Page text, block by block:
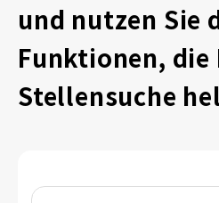
und nutzen Sie
Funktionen, die
Stellensuche